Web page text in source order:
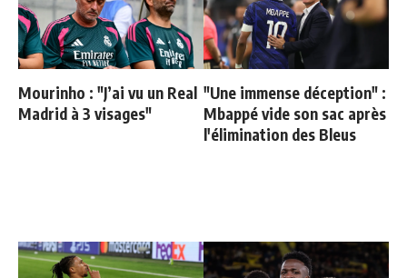
Mourinho : "J’ai vu un Real
Madrid à 3 visages"
"Une immense déception" :
Mbappé vide son sac après
l'élimination des Bleus